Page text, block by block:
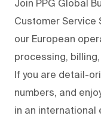
Join PPG Global
Customer Service
our European
processing,
If you are detail-
numbers, and
in an international